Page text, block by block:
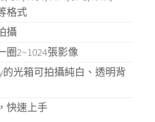
格式
攝
圈2~1024張影像
的光箱可拍攝純白、透明背
快速上手